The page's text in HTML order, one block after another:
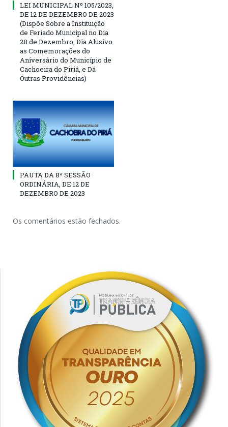
LEI MUNICIPAL Nº 105/2023,
DE 12 DE DEZEMBRO DE 2023
(Dispõe Sobre a Instituição
de Feriado Municipal no Dia
28 de Dezembro, Dia Alusivo
as Comemorações do
Aniversário do Município de
Cachoeira do Piriá, e Dá
Outras Providências)
PAUTA DA 8ª SESSÃO
ORDINÁRIA, DE 12 DE
DEZEMBRO DE 2023
Os comentários estão fechados.